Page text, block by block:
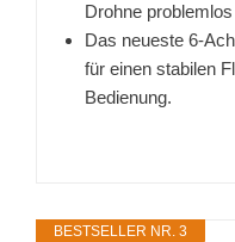
Drohne
Das neueste 6-
für einen stabilen
Bedienung.
BESTSELLER NR. 3